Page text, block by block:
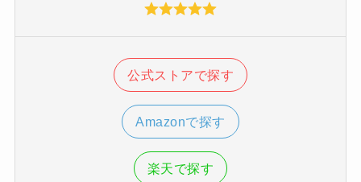
公式ストアで探す
Amazonで探す
楽天で探す